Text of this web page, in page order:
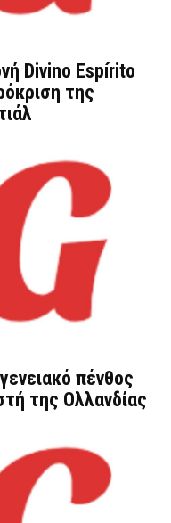
Divino Espírito
της
πένθος
της Ολλανδίας